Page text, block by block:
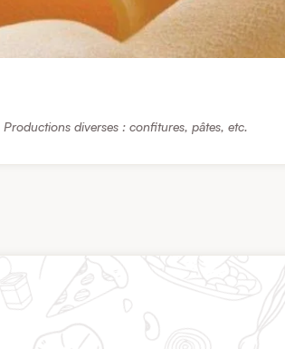
Productions diverses : confitures, pâtes, etc.